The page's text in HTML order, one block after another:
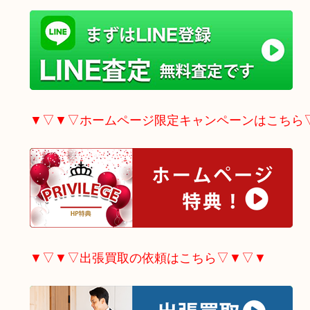
▼▽▼▽ホームページ限定キャンペーンはこ
▼▽▼▽出張買取の依頼はこちら▽▼▽▼